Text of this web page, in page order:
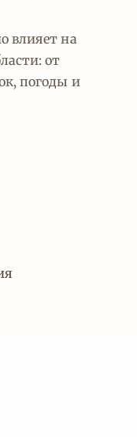
влияет на
от
погоды и